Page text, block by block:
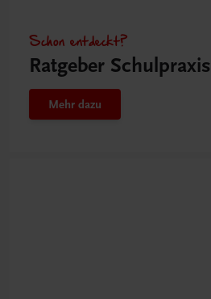
Schon entdeckt?
Ratgeber Schulpraxis
Mehr dazu